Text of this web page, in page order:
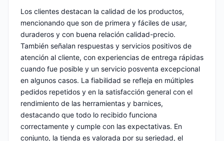
Los clientes destacan la calidad de los productos,
mencionando que son de primera y fáciles de usar,
duraderos y con buena relación calidad-precio.
También señalan respuestas y servicios positivos de
atención al cliente, con experiencias de entrega rápidas
cuando fue posible y un servicio posventa excepcional
en algunos casos. La fiabilidad se refleja en múltiples
pedidos repetidos y en la satisfacción general con el
rendimiento de las herramientas y barnices,
destacando que todo lo recibido funciona
correctamente y cumple con las expectativas. En
conjunto, la tienda es valorada por su seriedad, el